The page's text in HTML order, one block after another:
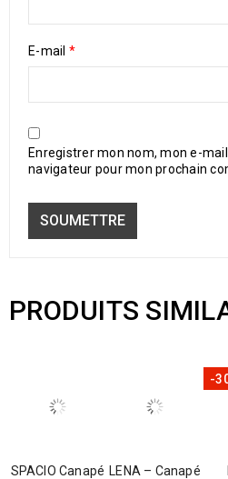
E-mail *
Enregistrer mon nom, mon e-
navigateur pour mon prochain
PRODUITS
SPACIO Canapé LENA – Canapé
-